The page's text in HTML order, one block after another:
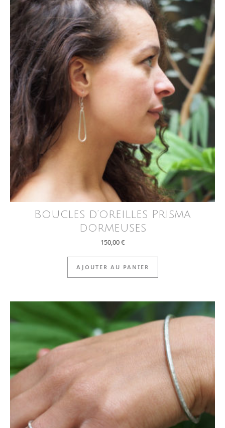
Boucles d’oreilles Prisma
dormeuses
150,00€
AJOUTER AU PANIER